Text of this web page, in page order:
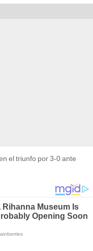
el triunfo por 3-0 ante